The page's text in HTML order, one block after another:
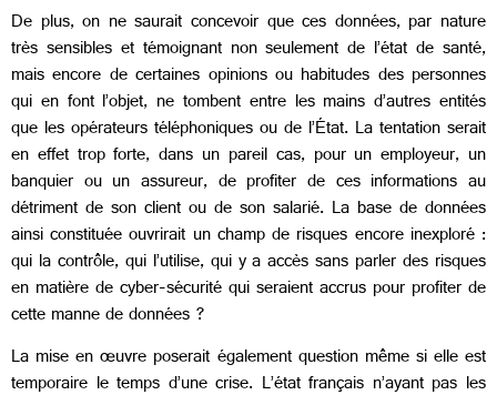
De plus, on ne saurait concevoir que ces données, par nature
très sensibles et témoignant non seulement de l’état de santé,
mais encore de certaines opinions ou habitudes des personnes
qui en font l’objet, ne tombent entre les mains d’autres entités
que les opérateurs téléphoniques ou de l’État. La tentation serait
en effet trop forte, dans un pareil cas, pour un employeur, un
banquier ou un assureur, de profiter de ces informations au
détriment de son client ou de son salarié. La base de données
ainsi constituée ouvrirait un champ de risques encore inexploré :
qui la contrôle, qui l’utilise, qui y a accès sans parler des risques
en matière de cyber-sécurité qui seraient accrus pour profiter de
cette manne de données ?
La mise en œuvre poserait également question même si elle est
temporaire le temps d’une crise. L’état français n’ayant pas les